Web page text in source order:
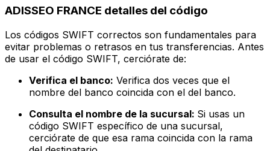
ADISSEO FRANCE detalles del código
Los códigos SWIFT correctos son fundamentales para
evitar problemas o retrasos en tus transferencias. Antes
de usar el código SWIFT, cerciórate de:
Verifica el banco: Verifica dos veces que el
nombre del banco coincida con el del banco.
Consulta el nombre de la sucursal: Si usas un
código SWIFT específico de una sucursal,
cerciórate de que esa rama coincida con la rama